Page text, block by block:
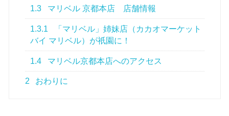
1.3 マリベル 京都本店 店舗情報
1.3.1
「マリベル」姉妹店（カカオマーケット
バイ マリベル）が祇園に！
1.4 マリベル京都本店へのアクセス
2 おわりに